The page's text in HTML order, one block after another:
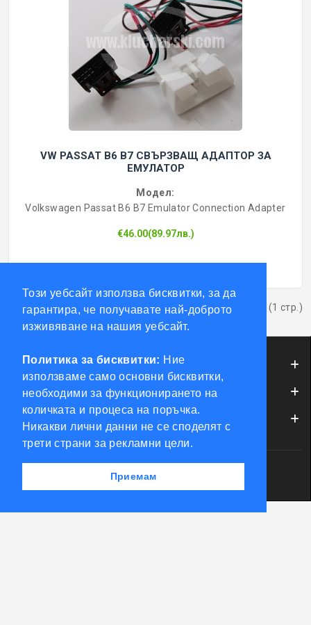
Този уебсайт използва бисквитки, за да
гарантира, че получавате най-доброто
изживяване на нашия уебсайт.
Политика за бисквитки: Ние
използваме само основни бисквитки,
необходими за функционирането на
количката и процеса на поръчка.
Никакви лични данни не се споделят с
трети страни за рекламни цели.
Приемам
VW PASSAT B6 B7 СВЪРЗВАЩ АДАПТОР ЗА
ЕМУЛАТОР
Модел:
Volkswagen Passat B6 B7 Emulator Connection Adapter
€46.00(89.97лв.)
Показва от 1 до 6 от 6 (1 стр.)
ИНФОРМАЦИЯ
ОБСЛУЖВАНЕ НА КЛИЕНТИ
МОЯТ ПРОФИЛ
КЛЮЧАРСКИ СКЛАД КЛЮЧКО © 2026